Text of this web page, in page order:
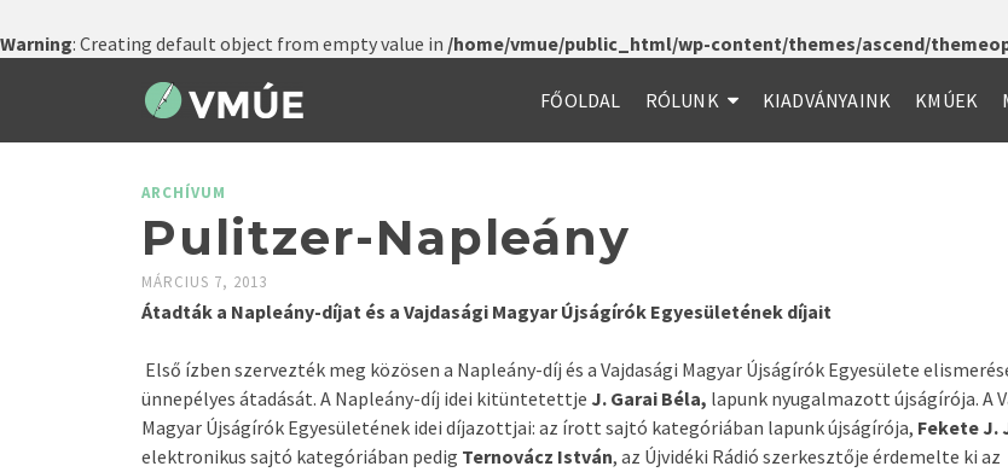
Warning: Creating default object from empty value in /home/vmue/public_html/wp-content/themes/ascend/
FŐOLDAL RÓLUNK KIADVÁNYAINK KMÚEK
ARCHÍVUM
Pulitzer-Napleány
MÁRCIUS 7, 2013
Átadták a Napleány-díjat és a Vajdasági Magyar Újságírók Egyesületének díjait
Első ízben szervezték meg közösen a Napleány-díj és a Vajdasági Magyar Újságírók Egyesülete
ünnepélyes átadását. A Napleány-díj idei kitüntetettje J. Garai Béla, lapunk nyugalmazott újságírója. A
Magyar Újságírók Egyesületének idei díjazottjai: az írott sajtó kategóriában lapunk újságírója, Fekete J.
elektronikus sajtó kategóriában pedig Ternovácz István, az Újvidéki Rádió szerkesztője érdemelte ki az